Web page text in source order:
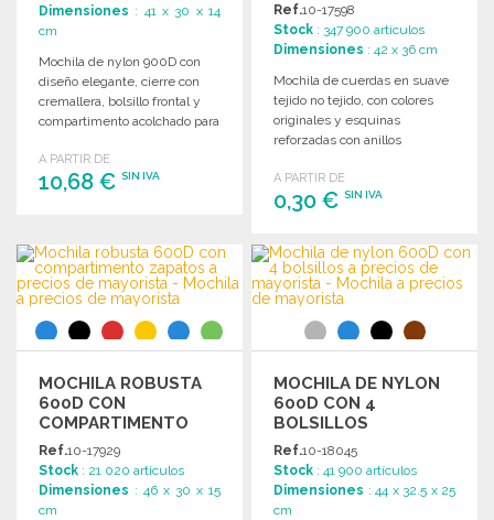
Dimensiones : 41 x 30 x 14
cm
Mochila de nylon 900D con
diseño elegante, cierre con
cremallera, bolsillo frontal y
compartimento acolchado para
pulgadas.
A PARTIR DE
10,68 € SIN IVA
Solicitar un presupuesto
Ref.10-17598
Stock : 347 900 artículos
Dimensiones : 42 x 36 cm
Mochila de cuerdas en suave
tejido no tejido, con colores
originales y esquinas
reforzadas con anillos
seguridad.
A PARTIR DE
0,30 €SIN IVA
PEDIR
Solicitar un presupuesto
MOCHILA ROBUSTA
600D CON
COMPARTIMENTO
ZAPATOS A PRECIOS
DE MAYORISTA
Ref.10-17929
Stock : 21 020 artículos
Dimensiones : 46 x 30 x 15
cm
MOCHILA DE NYLON
600D CON 4
BOLSILLOS
Ref.10-18045
Stock : 41 900 artículos
Dimensiones : 44 x 32.5 x 25
cm